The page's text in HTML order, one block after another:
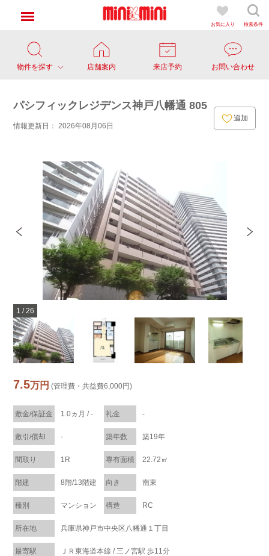
お気に入り 検索条件
物件を探す 店舗案内 来店予約 お問い合わせ
パシフィックレジデンス神戸八幡通 805
情報更新日： 2026年08月06日
追加
1 /26
7.5万円 (管理費・共益費6,000円)
敷金/保証金 1.0ヵ月 / - 礼金 -
敷引/償却 - 築年数 築19年
間取り 1R 専有面積 22.72㎡
階建 8階/13階建 向き 南東
種別 マンション 構造 RC
所在地 兵庫県神戸市中央区八幡通１丁目
最寄駅
ＪＲ東海道本線 / 三ノ宮駅 歩11分